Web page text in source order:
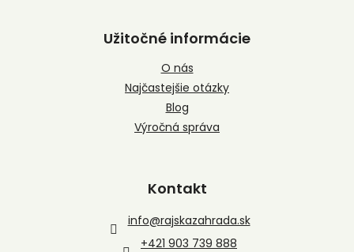
Užitočné informácie
O nás
Najčastejšie otázky
Blog
Výročná správa
Kontakt
info@rajskazahrada.sk
+421 903 739 888